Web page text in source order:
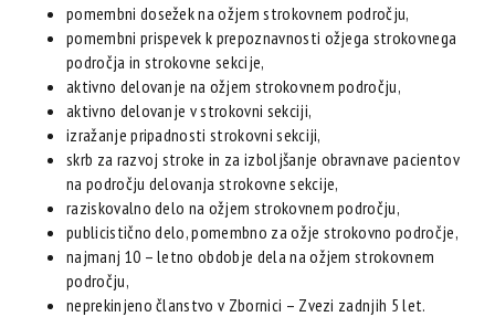
pomembni dosežek na ožjem strokovnem področju,
pomembni prispevek k prepoznavnosti ožjega strokovnega
področja in strokovne sekcije,
aktivno delovanje na ožjem strokovnem področju,
aktivno delovanje v strokovni sekciji,
izražanje pripadnosti strokovni sekciji,
skrb za razvoj stroke in za izboljšanje obravnave pacientov
na področju delovanja strokovne sekcije,
raziskovalno delo na ožjem strokovnem področju,
publicistično delo, pomembno za ožje strokovno področje,
najmanj 10 – letno obdobje dela na ožjem strokovnem
področju,
neprekinjeno članstvo v Zbornici – Zvezi zadnjih 5 let.